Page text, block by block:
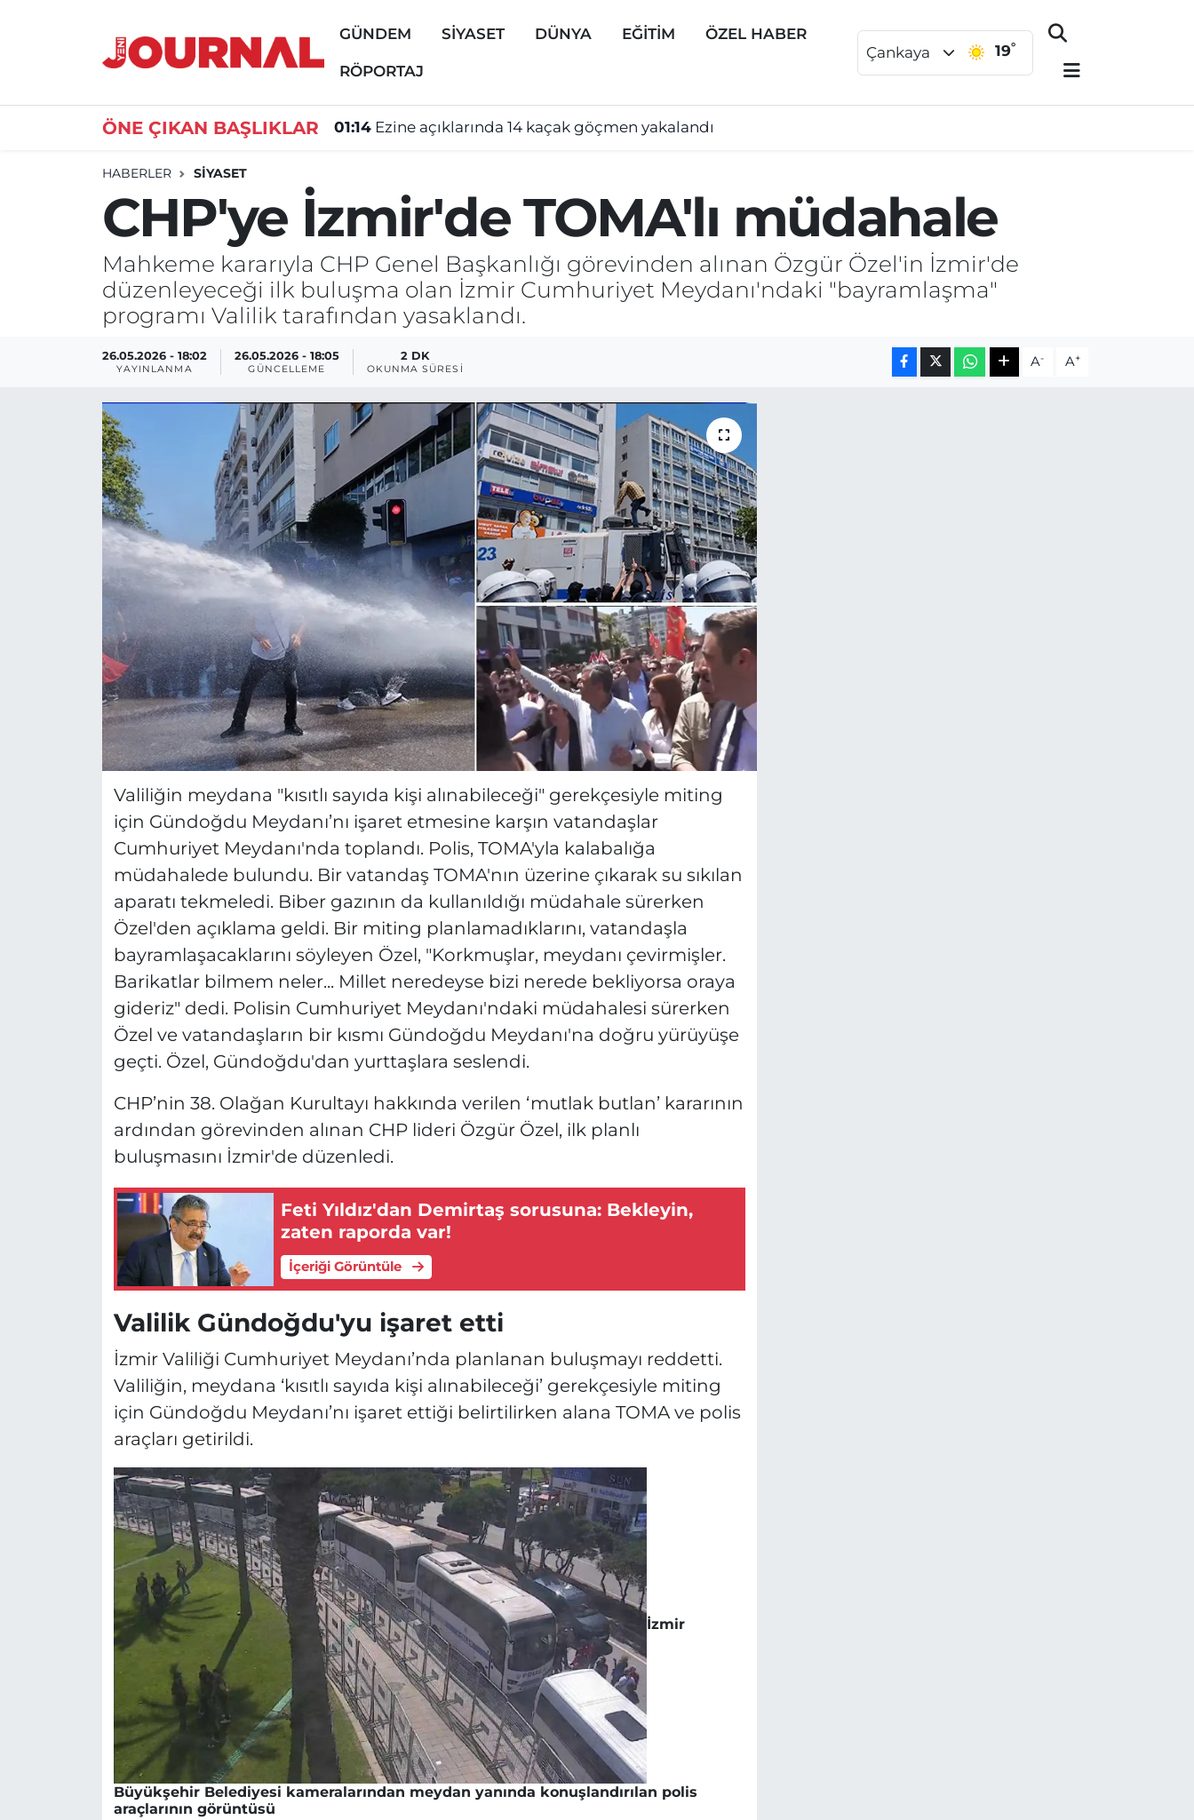
GÜNDEM SİYASET DÜNYA EĞİTİM ÖZEL HABER
RÖPORTAJ
Çankaya 19°
ÖNE ÇIKAN BAŞLIKLAR 01:14 Ezine açıklarında 14 kaçak göçmen yakalandı
HABERLER SİYASET
CHP'ye İzmir'de TOMA'lı müdahale
Mahkeme kararıyla CHP Genel Başkanlığı görevinden alınan Özgür Özel'in İzmir'de
düzenleyeceği ilk buluşma olan İzmir Cumhuriyet Meydanı'ndaki "bayramlaşma"
programı Valilik tarafından yasaklandı.
26.05.2026 - 18:02
YAYINLANMA
26.05.2026 - 18:05
GÜNCELLEME
2 DK
OKUNMA SÜRESI A- A+
Valiliğin meydana "kısıtlı sayıda kişi alınabileceği" gerekçesiyle miting
için Gündoğdu Meydanı’nı işaret etmesine karşın vatandaşlar
Cumhuriyet Meydanı'nda toplandı. Polis, TOMA'yla kalabalığa
müdahalede bulundu. Bir vatandaş TOMA'nın üzerine çıkarak su sıkılan
aparatı tekmeledi. Biber gazının da kullanıldığı müdahale sürerken
Özel'den açıklama geldi. Bir miting planlamadıklarını, vatandaşla
bayramlaşacaklarını söyleyen Özel, "Korkmuşlar, meydanı çevirmişler.
Barikatlar bilmem neler... Millet neredeyse bizi nerede bekliyorsa oraya
gideriz" dedi. Polisin Cumhuriyet Meydanı'ndaki müdahalesi sürerken
Özel ve vatandaşların bir kısmı Gündoğdu Meydanı'na doğru yürüyüşe
geçti. Özel, Gündoğdu'dan yurttaşlara seslendi.
CHP’nin 38. Olağan Kurultayı hakkında verilen ‘mutlak butlan’ kararının
ardından görevinden alınan CHP lideri Özgür Özel, ilk planlı
buluşmasını İzmir'de düzenledi.
Feti Yıldız'dan Demirtaş sorusuna: Bekleyin,
zaten raporda var!
İçeriği Görüntüle
Valilik Gündoğdu'yu işaret etti
İzmir Valiliği Cumhuriyet Meydanı’nda planlanan buluşmayı reddetti.
Valiliğin, meydana ‘kısıtlı sayıda kişi alınabileceği’ gerekçesiyle miting
için Gündoğdu Meydanı’nı işaret ettiği belirtilirken alana TOMA ve polis
araçları getirildi.
İzmir
Büyükşehir Belediyesi kameralarından meydan yanında konuşlandırılan polis
araçlarının görüntüsü
GÜNDEM
DÜNYA
ÖZEL HABER
Nöbetçi Eczaneler
Süper Lig Puan Durumu ve Fikstür
Son Dakika Haberleri